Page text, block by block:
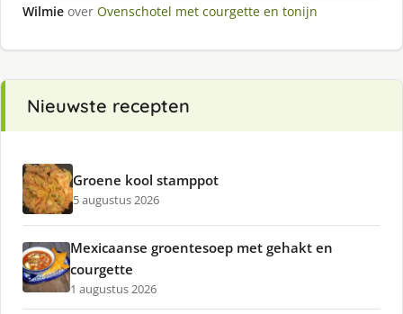
Wilmie over Ovenschotel met courgette en tonijn
Nieuwste recepten
Groene kool stamppot
5 augustus 2026
Mexicaanse groentesoep met gehakt en
courgette
1 augustus 2026